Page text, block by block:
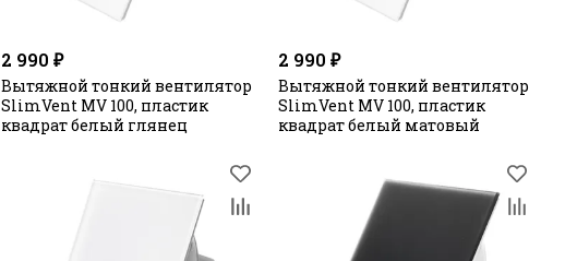
2 990 ₽
Вытяжной тонкий вентилятор
SlimVent МV 100, пластик
квадрат белый глянец
2 990 ₽
Вытяжной тонкий вентилятор
SlimVent МV 100, пластик
квадрат белый матовый